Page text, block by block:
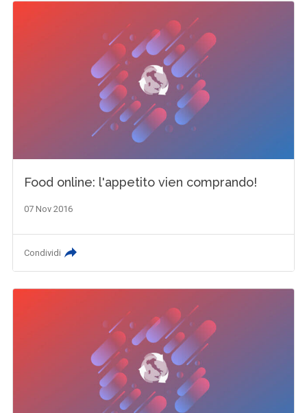
Food online: l'appetito vien comprando!
07 Nov 2016
Condividi